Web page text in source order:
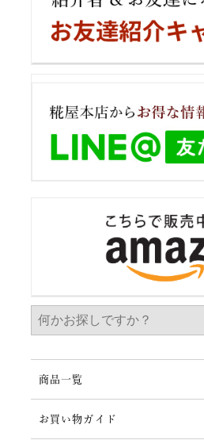
商品一覧
お買い物ガイド